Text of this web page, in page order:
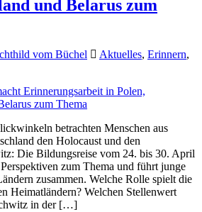
und Belarus zum
vom Büchel Aktuelles, Erinnern,
betrachten Menschen aus
den Holocaust und den
Die Bildungsreise vom 24. bis 30. April
zum Thema und führt junge
zusammen. Welche Rolle spielt die
Heimatländern? Welchen Stellenwert
in der […]